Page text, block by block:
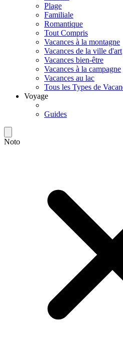
Plage
Familiale
Romantique
Tout Compris
Vacances à la montagne
Vacances de la ville d'art
Vacances bien-être
Vacances à la campagne
Vacances au lac
Tous les Types de
Voyage
Guides
Noto